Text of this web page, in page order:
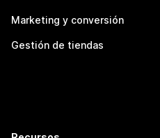
Marketing y conversión
Gestión de tiendas